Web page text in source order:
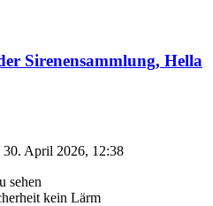
Sirenensammlung, Hella
30. April 2026, 12:38
sehen
kein Lärm